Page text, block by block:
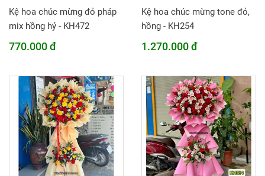
Kệ hoa chúc mừng đỏ pháp
mix hồng hỷ - KH472
770.000 đ
Kệ hoa chúc mừng tone đỏ,
hồng - KH254
1.270.000 đ